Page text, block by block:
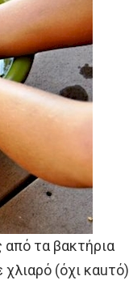
τα βακτήρια
(όχι καuτό)